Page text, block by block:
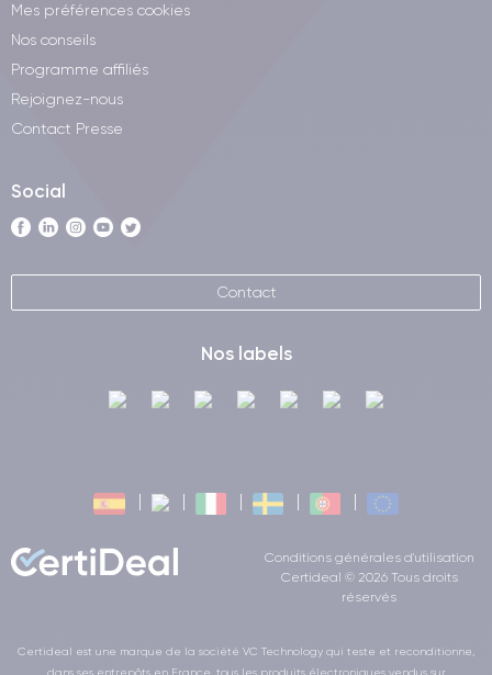
Mes préférences cookies
Nos conseils
Programme affiliés
Rejoignez-nous
Contact Presse
Social
Contact
Nos labels
Conditions générales d'utilisation
Certideal © 2026 Tous droits
réservés
Certideal est une marque de la société VC Technology qui teste et reconditionne,
dans ses entrepôts en France, tous les produits électroniques vendus sur